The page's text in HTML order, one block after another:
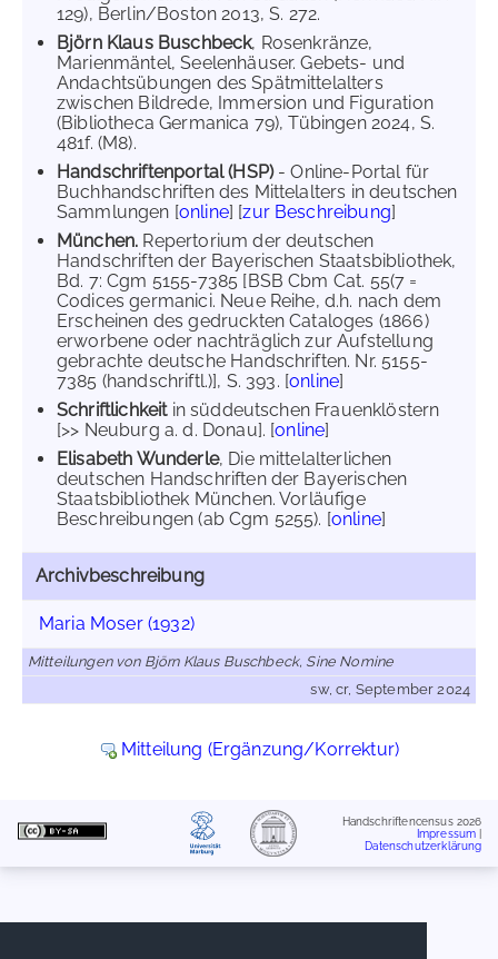
129), Berlin/Boston 2013, S. 272.
Björn Klaus Buschbeck, Rosenkränze,
Marienmäntel, Seelenhäuser. Gebets- und
Andachtsübungen des Spätmittelalters
zwischen Bildrede, Immersion und Figuration
(Bibliotheca Germanica 79), Tübingen 2024, S.
481f. (M8).
Handschriftenportal (HSP)- Online-Portal für
Buchhandschriften des Mittelalters in deutschen
Sammlungen [online] [zur Beschreibung]
München. Repertorium der deutschen
Handschriften der Bayerischen Staatsbibliothek,
Bd. 7: Cgm 5155-7385 [BSB Cbm Cat. 55(7 =
Codices germanici. Neue Reihe, d.h. nach dem
Erscheinen des gedruckten Cataloges (1866)
erworbene oder nachträglich zur Aufstellung
gebrachte deutsche Handschriften. Nr. 5155-
7385 (handschriftl.)], S. 393. [online]
Schriftlichkeitin süddeutschen Frauenklöstern
[>> Neuburg a. d. Donau]. [online]
Elisabeth Wunderle, Die mittelalterlichen
deutschen Handschriften der Bayerischen
Staatsbibliothek München. Vorläufige
Beschreibungen (ab Cgm 5255). [online]
Archivbeschreibung
Maria Moser (1932)
Mitteilungen von Björn Klaus Buschbeck, Sine Nomine
sw, cr, September 2024
Mitteilung (Ergänzung/Korrektur)
Handschriftencensus 2026
Impressum
Datenschutzerklärung